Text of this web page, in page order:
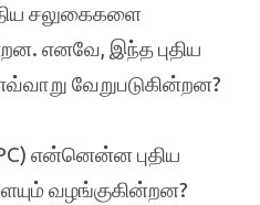
சலுகைகளை
எனவே, இந்த புதிய
வேறுபடுகின்றன?
என்னென்ன புதிய
வழங்குகின்றன?